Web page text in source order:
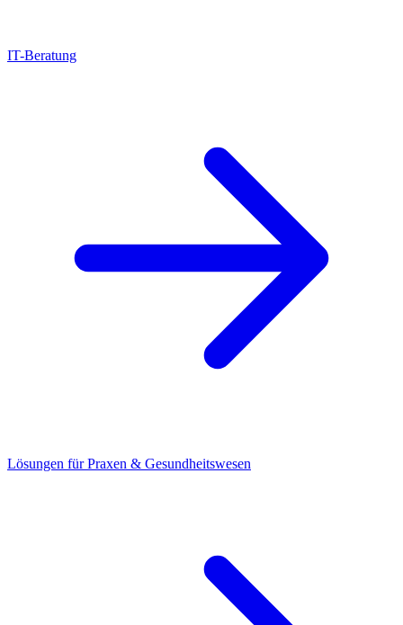
IT-Beratung
Lösungen für Praxen & Gesundheitswesen